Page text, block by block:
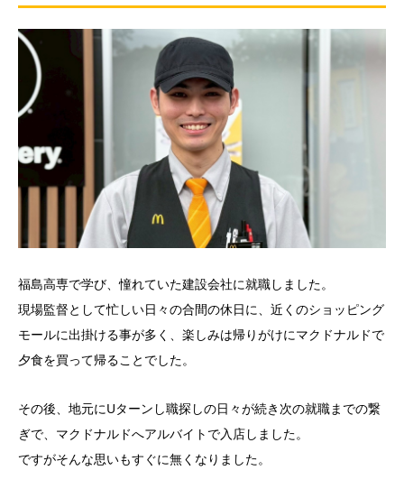
福島高専で学び、憧れていた建設会社に就職しました。
現場監督として忙しい日々の合間の休日に、近くのショッピング
モールに出掛ける事が多く、楽しみは帰りがけにマクドナルドで
夕食を買って帰ることでした。
その後、地元にUターンし職探しの日々が続き次の就職までの繋
ぎで、マクドナルドへアルバイトで入店しました。
ですがそんな思いもすぐに無くなりました。